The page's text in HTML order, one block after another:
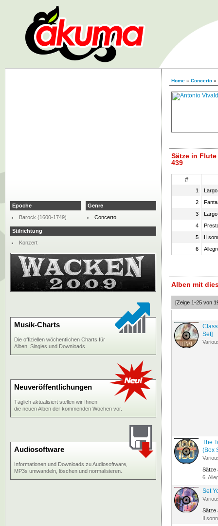
Home » Concerto »
Sätze in
439
#
1
Largo
2
3
Largo
4
5
II
6
Alben mit
[Zeige 1-25 von
Set]
The
(Box
Sätze
6.
Set
Sätze
Il
Epoche
Barock (1600-1749)
Genre
Concerto
Stilrichtung
Konzert
Musik-Charts
Die offiziellen wöchentlichen Charts für
Alben, Singles und Downloads.
Neuveröffentlichungen
Täglich aktualisiert stellen wir Ihnen
die neuen Alben der kommenden Wochen vor.
Audiosoftware
Informationen und Downloads zu Audiosoftware,
MP3s umwandeln, löschen und normalisieren.